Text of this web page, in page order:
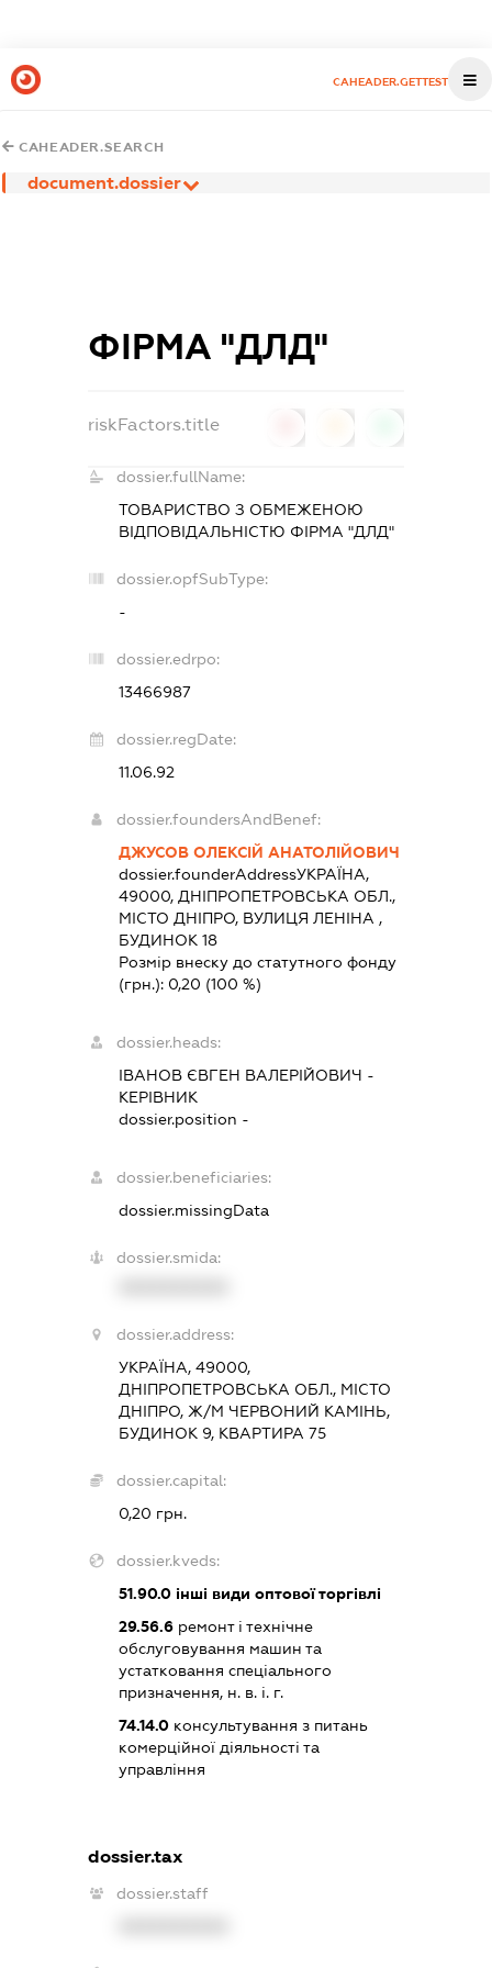
CAHEADER.GETTEST
CAHEADER.SEARCH
document.dossier
ФІРМА "ДЛД"
riskFactors.title
dossier.fullName:
ТОВАРИСТВО З ОБМЕЖЕНОЮ
ВІДПОВІДАЛЬНІСТЮ ФІРМА "ДЛД"
dossier.opfSubType:
-
dossier.edrpo:
13466987
dossier.regDate:
11.06.92
dossier.foundersAndBenef:
ДЖУСОВ ОЛЕКСІЙ АНАТОЛІЙОВИЧ
dossier.founderAddressУКРАЇНА,
49000, ДНІПРОПЕТРОВСЬКА ОБЛ.,
МІСТО ДНІПРО, ВУЛИЦЯ ЛЕНІНА ,
БУДИНОК 18
Розмір внеску до статутного фонду
(грн.): 0,20 (100 %)
dossier.heads:
ІВАНОВ ЄВГЕН ВАЛЕРІЙОВИЧ -
КЕРІВНИК
dossier.position -
dossier.beneficiaries:
dossier.missingData
dossier.smida:
dossier.address:
УКРАЇНА, 49000,
ДНІПРОПЕТРОВСЬКА ОБЛ., МІСТО
ДНІПРО, Ж/М ЧЕРВОНИЙ КАМІНЬ,
БУДИНОК 9, КВАРТИРА 75
dossier.capital:
0,20 грн.
dossier.kveds:
51.90.0 інші види оптової торгівлі
29.56.6 ремонт і технічне
обслуговування машин та
устатковання спеціального
призначення, н. в. і. г.
74.14.0 консультування з питань
комерційної діяльності та
управління
dossier.tax
dossier.staff